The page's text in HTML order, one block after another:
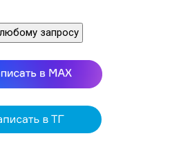
запросу